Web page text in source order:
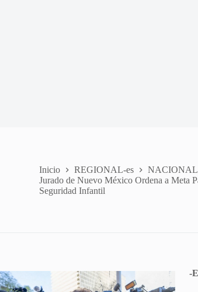
Inicio REGIONAL-es
NACIONAL
Jurado de Nuevo México Ordena a Meta
Seguridad Infantil
-